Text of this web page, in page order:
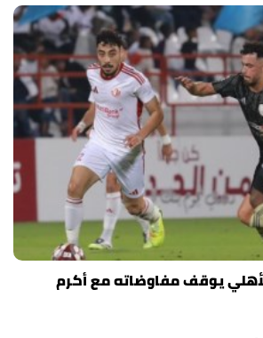
يوقف مفاوضاته مع أكرم